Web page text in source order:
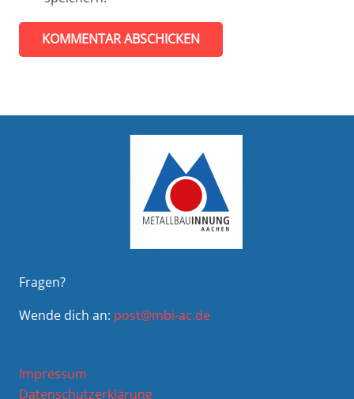
KOMMENTAR ABSCHICKEN
Fragen?
Wende dich an: post@mbi-ac.de
Impressum
Datenschutzerklärung